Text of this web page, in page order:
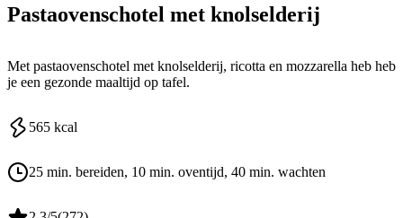
Pastaovenschotel met knolselderij
Met pastaovenschotel met knolselderij, ricotta en mozzarella heb heb
je een gezonde maaltijd op tafel.
565 kcal
25 min. bereiden, 10 min. oventijd, 40 min. wachten